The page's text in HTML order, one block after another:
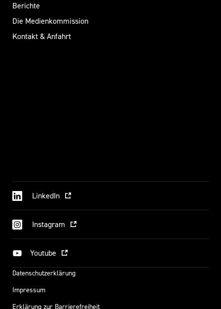
Berichte
Die Medienkommission
Kontakt & Anfahrt
LinkedIn
Instagram
Youtube
Datenschutzerklärung
Impressum
Erklärung zur Barrierefreiheit